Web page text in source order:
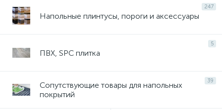
247
Напольные плинтусы, пороги и аксессуары
5
ПВХ, SPC плитка
39
Сопутствующие товары для напольных
покрытий